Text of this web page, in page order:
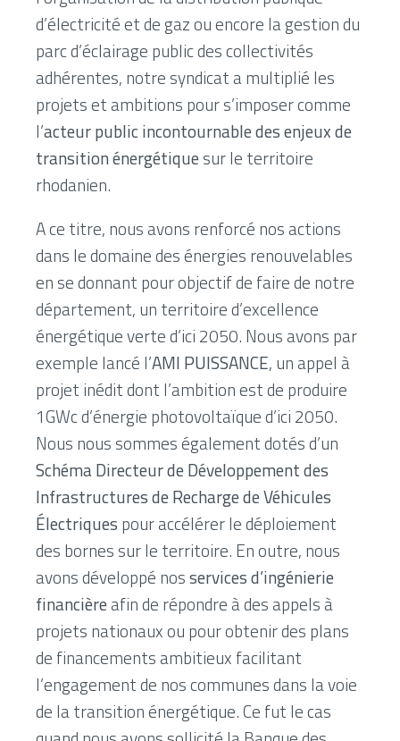
d’électricité et de gaz ou encore la gestion du
parc d’éclairage public des collectivités
adhérentes, notre syndicat a multiplié les
projets et ambitions pour s’imposer comme
l’acteur public incontournable des enjeux de
transition énergétiquesur le territoire
rhodanien.
A ce titre, nous avons renforcé nos actions
dans le domaine des énergies renouvelables
en se donnant pour objectif de faire de notre
département, un territoire d’excellence
énergétique verte d’ici 2050. Nous avons par
exemple lancé l’AMI PUISSANCE, un appel à
projet inédit dont l’ambition est de produire
1GWc d’énergie photovoltaïque d’ici 2050.
Nous nous sommes également dotés d’un
Schéma Directeur de Développement des
Infrastructures de Recharge de Véhicules
Électriques pour accélérer le déploiement
des bornes sur le territoire. En outre, nous
avons développé nosservices d’ingénierie
financièreafin de répondre à des appels à
projets nationaux ou pour obtenir des plans
de financements ambitieux facilitant
l’engagement de nos communes dans la voie
de la transition énergétique. Ce fut le cas